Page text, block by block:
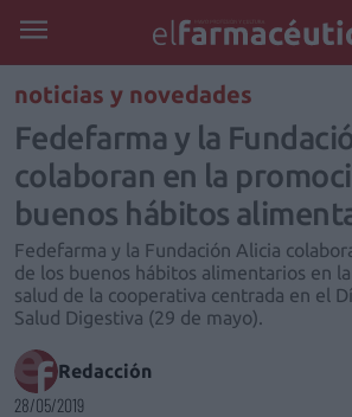
REGÍSTRATE
noticias y novedades
Fedefarma y la
colaboran en la
buenos hábitos
Fedefarma y la Fundación Alicia
de los buenos hábitos alimentarios en
salud de la cooperativa centrada en el
Salud Digestiva (29 de mayo).
Redacción
28/05/2019